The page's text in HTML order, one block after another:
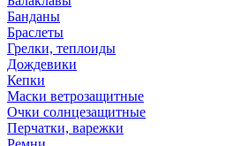
Банданы
Браслеты
Грелки, теплоиды
Дождевики
Кепки
Маски ветрозащитные
Очки солнцезащитные
Перчатки, варежки